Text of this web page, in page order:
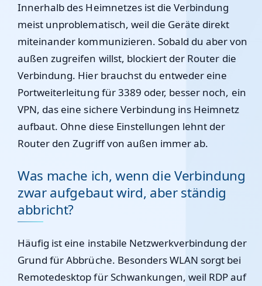
Innerhalb des Heimnetzes ist die Verbindung
meist unproblematisch, weil die Geräte direkt
miteinander kommunizieren. Sobald du aber von
außen zugreifen willst, blockiert der Router die
Verbindung. Hier brauchst du entweder eine
Portweiterleitung für 3389 oder, besser noch, ein
VPN, das eine sichere Verbindung ins Heimnetz
aufbaut. Ohne diese Einstellungen lehnt der
Router den Zugriff von außen immer ab.
Was mache ich, wenn die Verbindung
zwar aufgebaut wird, aber ständig
abbricht?
Häufig ist eine instabile Netzwerkverbindung der
Grund für Abbrüche. Besonders WLAN sorgt bei
Remotedesktop für Schwankungen, weil RDP auf